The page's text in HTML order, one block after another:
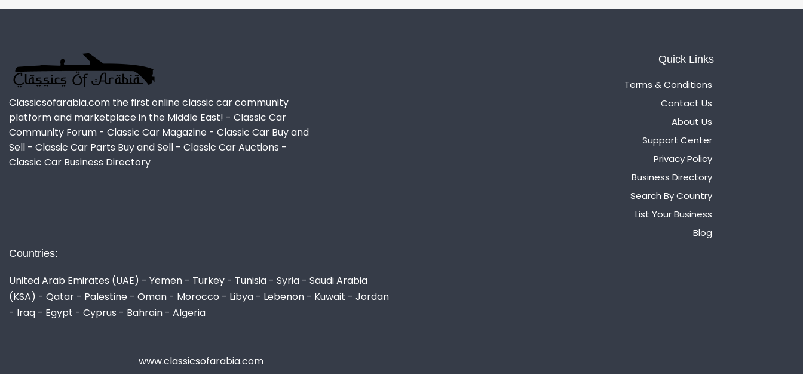
Classicsofarabia.com the first online classic car community
platform and marketplace in the Middle East! - Classic Car
Community Forum - Classic Car Magazine - Classic Car Buy and
Sell - Classic Car Parts Buy and Sell - Classic Car Auctions -
Classic Car Business Directory
Quick Links
Terms & Conditions
Contact Us
About Us
Support Center
Privacy Policy
Business Directory
Search By Country
List Your Business
Blog
Countries:
United Arab Emirates (UAE) - Yemen - Turkey - Tunisia - Syria - Saudi Arabia
(KSA) - Qatar - Palestine - Oman - Morocco - Libya - Lebenon - Kuwait - Jordan
- Iraq - Egypt - Cyprus - Bahrain - Algeria
www.classicsofarabia.com